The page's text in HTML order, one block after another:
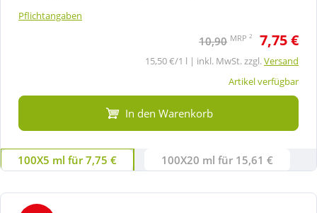
Pflichtangaben
10,90 MRP 2 7,75 €
15,50 €/1 l | inkl. MwSt. zzgl.Versand
Artikel verfügbar
In den Warenkorb
100X5 ml für 7,75 € 100X20 ml für 15,61 €